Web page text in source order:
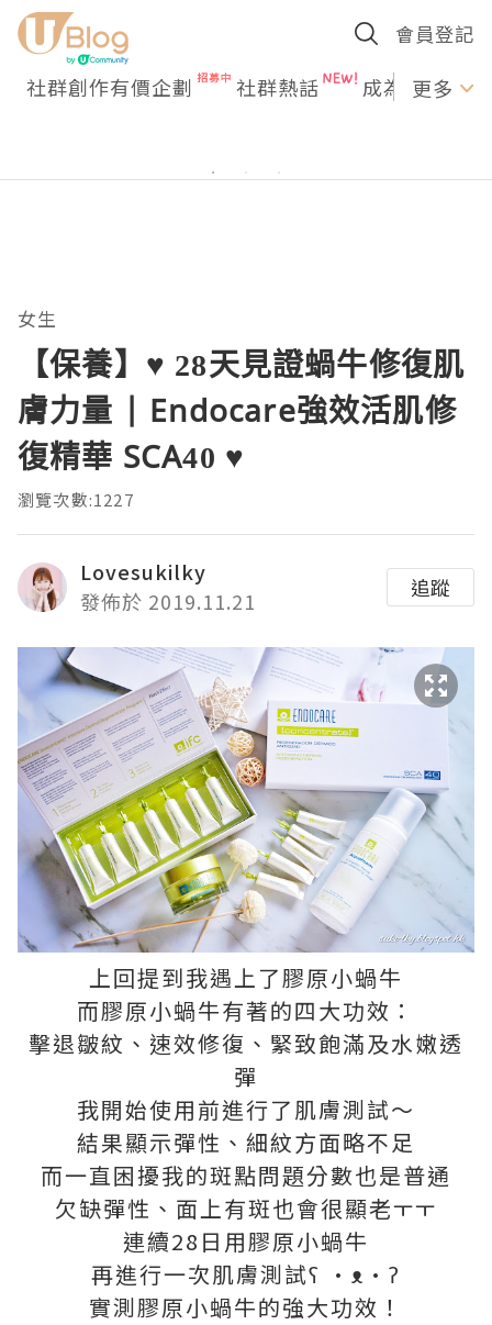
會員登記
社群創作有價企劃 社群熱話 成為U更多
女生
【保養】♥ 28天見證蝸牛修復肌
膚力量 | Endocare強效活肌修
復精華 SCA40 ♥
瀏覽次數:1227
Lovesukilky
發佈於 2019.11.21
追蹤
上回提到我遇上了膠原小蝸牛
而膠原小蝸牛有著的四大功效：
擊退皺紋、速效修復、緊致飽滿及水嫩透
彈
我開始使用前進行了肌膚測試～
結果顯示彈性、細紋方面略不足
而一直困擾我的斑點問題分數也是普通
欠缺彈性、面上有斑也會很顯老ㅜㅜ
連續28日用膠原小蝸牛
再進行一次肌膚測試ʕ •ᴥ•ʔ
實測膠原小蝸牛的強大功效！